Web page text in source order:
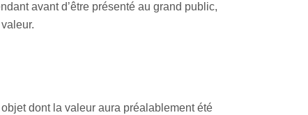
avant d’être présenté au grand public,
dont la valeur aura préalablement été